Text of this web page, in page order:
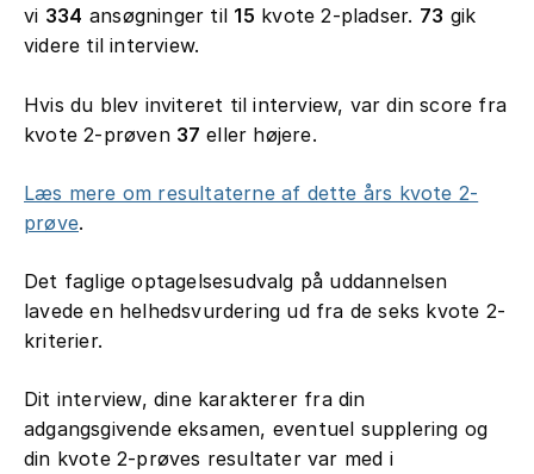
vi 334 ansøgninger til 15 kvote 2-pladser. 73 gik
videre til interview.
Hvis du blev inviteret til interview, var din score fra
kvote 2-prøven 37eller højere.
Læs mere om resultaterne af dette års kvote 2-
prøve.
Det faglige optagelsesudvalg på uddannelsen
lavede en helhedsvurdering ud fra de seks kvote 2-
kriterier.
Dit interview, dine karakterer fra din
adgangsgivende eksamen, eventuel supplering og
din kvote 2-prøves resultater var med i